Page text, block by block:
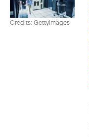
Credits: Gettyimages